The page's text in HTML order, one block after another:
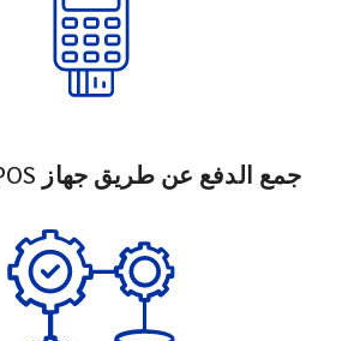
جمع الدفع عن طريق جهاز POS من العميل